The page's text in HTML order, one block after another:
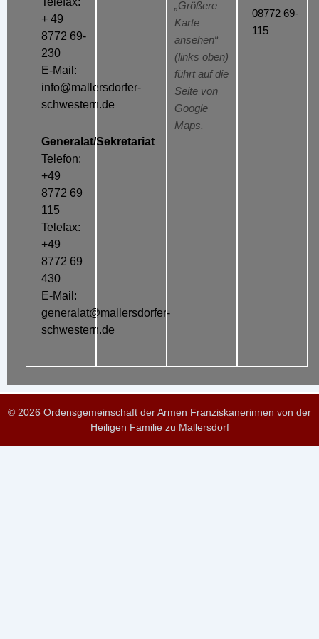
+ 49
8772 69-
230
E-Mail:
info@mallersdorfer-
schwestern.de
Generalat/Sekretariat
Telefon:
+49
8772 69
115
Telefax:
+49
8772 69
430
E-Mail:
generalat@mallersdorfer-
schwestern.de
„Größere
Karte
ansehen“
(links oben)
führt auf die
Seite von
Google
Maps.
08772 69-
115
© 2026 Ordensgemeinschaft der Armen Franziskanerinnen von der
Heiligen Familie zu Mallersdorf